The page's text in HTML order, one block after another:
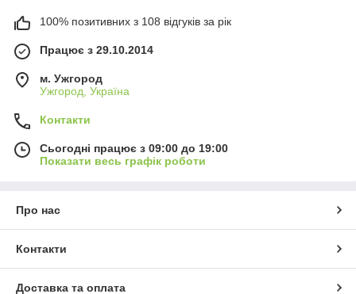
100% позитивних з 108 відгуків за рік
Працює з 29.10.2014
м. Ужгород
Ужгород, Україна
Контакти
Сьогодні працює з 09:00 до 19:00
Показати весь графік роботи
Про нас
Контакти
Доставка та оплата